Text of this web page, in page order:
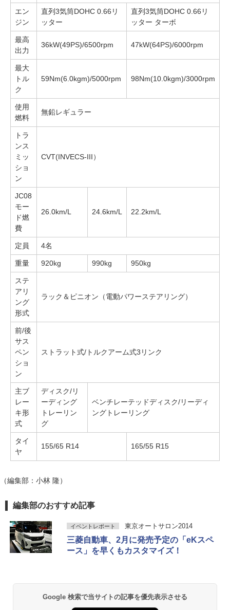
エン
ジン
直列3気筒DOHC 0.66リ
ッター
直列3気筒DOHC 0.66リ
ッター ターボ
最高
出力
36kW(49PS)/6500rpm 47kW(64PS)/6000rpm
最大
トル
ク
59Nm(6.0kgm)/5000rpm 98Nm(10.0kgm)/3000rpm
使用
燃料
無鉛レギュラー
トラ
ンス
ミッ
ショ
ン
CVT(INVECS-III）
JC08
モー
ド燃
費
26.0km/L 24.6km/L 22.2km/L
定員 4名
重量 920kg 990kg 950kg
ステ
アリ
ング
形式
ラック＆ピニオン（電動パワーステアリング）
前/後
サス
ペン
ショ
ン
ストラット式/トルクアーム式3リンク
主ブ
レー
キ形
式
ディスク/リ
ーディング
トレーリン
グ
ベンチレーテッドディスク/リーディ
ングトレーリング
タイ
ヤ
155/65 R14 165/55 R15
（編集部：小林 隆）
編集部のおすすめ記事
イベントレポート 東京オートサロン2014
三菱自動車、2月に発売予定の「eKスペ
ース」を早くもカスタマイズ！
Google 検索で当サイトの記事を優先表示させる